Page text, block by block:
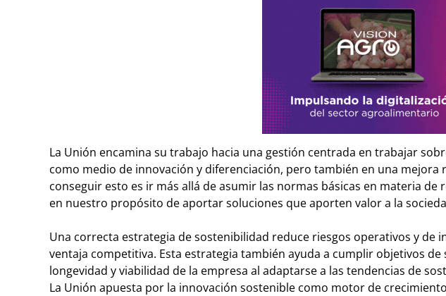
La Unión encamina su trabajo hacia una gestión centrada en trabajar
como medio de innovación y diferenciación, pero también en una mejora
conseguir esto es ir más allá de asumir las normas básicas en materia
en nuestro propósito de aportar soluciones que aporten valor a la
Una correcta estrategia de sostenibilidad reduce riesgos operativos y de
ventaja competitiva. Esta estrategia también ayuda a cumplir objetivos
longevidad y viabilidad de la empresa al adaptarse a las tendencias de
La Unión apuesta por la innovación sostenible como motor de